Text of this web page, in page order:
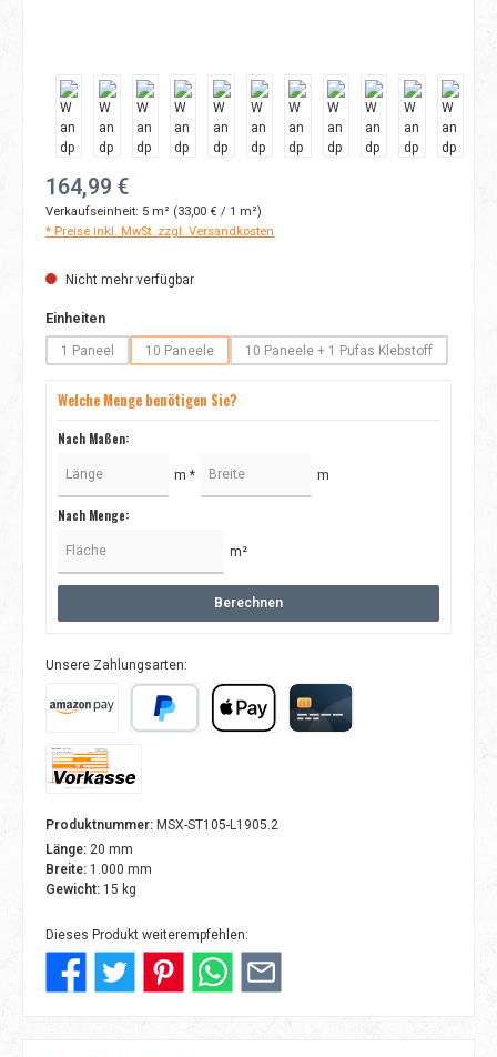
Regulärer Preis:
164,99 €
Verkaufseinheit: 5 m² (33,00 € / 1 m²)
* Preise inkl. MwSt. zzgl. Versandkosten
Nicht mehr verfügbar
Einheitenauswählen
1 Paneel
(Diese Option ist zurzeit nicht verfügbar.)
10 Paneele
(Diese Option ist zurzeit nicht verfügbar.)
10 Paneele + 1 Pufas Klebstoff
(Diese Option ist zurzeit
Welche Menge benötigen Sie?
Nach Maßen:
m * m
Nach Menge:
m²
Berechnen
Unsere Zahlungsarten:
Produktnummer: MSX-ST105-L1905.2
Länge: 20 mm
Breite: 1.000 mm
Gewicht: 15 kg
Dieses Produkt weiterempfehlen: